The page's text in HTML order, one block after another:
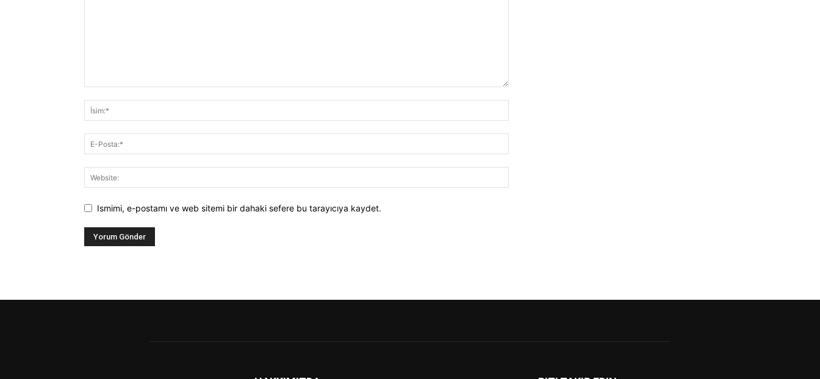
Ismimi, e-postamı ve web sitemi bir dahaki sefere bu tarayıcıya kaydet.